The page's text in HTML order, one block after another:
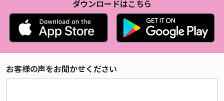
ダウンロードはこちら
お客様の声をお聞かせください